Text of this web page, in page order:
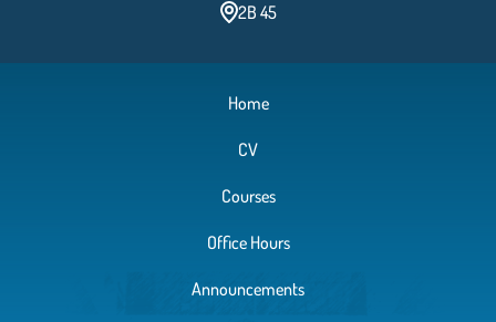
2B 45
Home
CV
Courses
Office Hours
Announcements